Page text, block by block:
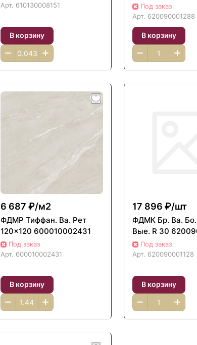
Арт. 610130008151
В корзину
Под заказ
Арт. 620090001288
В корзину
6 687 ₽/м2
ФДМP Тиффан. Ва. Рет
120x120 600010002431
Под заказ
Арт. 600010002431
В корзину
17 896 ₽/шт
ФДМК Бр. Ва.
Вые. R 30
Под заказ
Арт. 620090001128
В корзину